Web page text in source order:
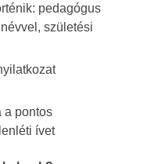
pedagógus
születési
a pontos
ívet